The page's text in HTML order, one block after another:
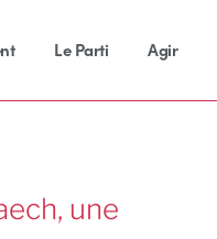
Le Parti Agir
une